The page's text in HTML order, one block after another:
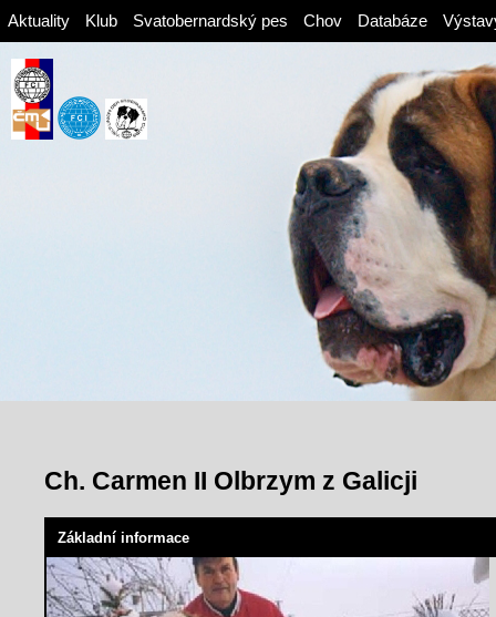
Aktuality Klub Svatobernardský pes Chov Databáze
Ch. Carmen II Olbrzym z Galicji
Základní informace